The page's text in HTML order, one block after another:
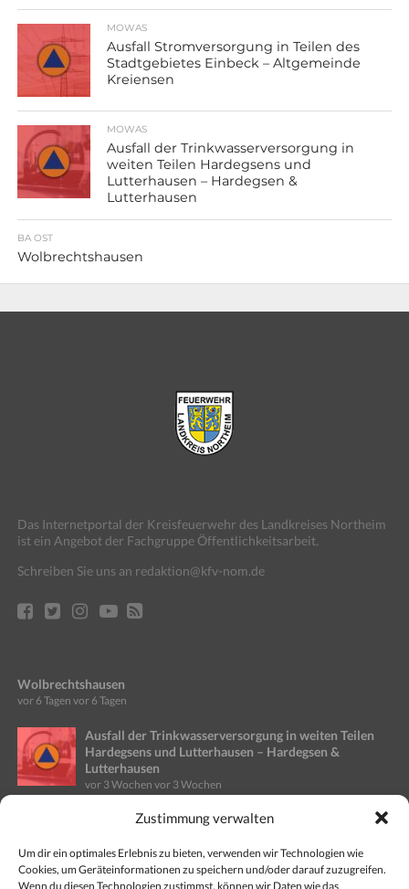
Zustimmung verwalten
Um dir ein optimales Erlebnis zu bieten, verwenden wir Technologien wie
Cookies, um Geräteinformationen zu speichern und/oder darauf zuzugreifen.
Wenn du diesen Technologien zustimmst, können wir Daten wie das
MOWAS
Ausfall Stromversorgung in Teilen des
Stadtgebietes Einbeck – Altgemeinde
Kreiensen
MOWAS
Ausfall der Trinkwasserversorgung in
weiten Teilen Hardegsens und
Lutterhausen – Hardegsen &
Lutterhausen
BA OST
Wolbrechtshausen
Das Internetportal der Kreisfeuerwehr des Landkreises Northeim
ist ein Angebot der Fachgruppe Öffentlichkeitsarbeit.
Schreiben Sie uns an redaktion@kfv-nom.de
Wolbrechtshausen
vor 6 Tagen vor 6 Tagen
Ausfall der Trinkwasserversorgung in weiten Teilen
Hardegsens und Lutterhausen – Hardegsen &
Lutterhausen
vor 3 Wochen vor 3 Wochen
Ausfall Stromversorgung in Teilen des Stadtgebietes
vor 3 Wochenvor 3 Wochen